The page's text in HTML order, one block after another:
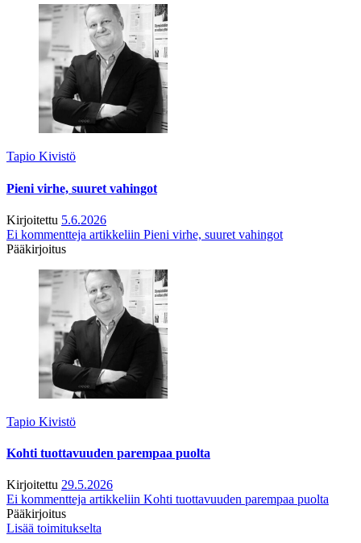
Tapio Kivistö
Pieni virhe, suuret vahingot
Kirjoitettu 5.6.2026
Ei kommentteja artikkeliin Pieni virhe, suuret vahingot
Pääkirjoitus
Tapio Kivistö
Kohti tuottavuuden parempaa puolta
Kirjoitettu 29.5.2026
Ei kommentteja artikkeliin Kohti tuottavuuden parempaa puolta
Pääkirjoitus
Lisää toimitukselta